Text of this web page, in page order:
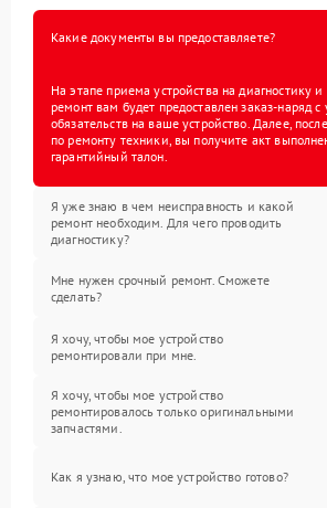
Какие документы вы предоставляете?
На этапе приема устройства на диагностику
ремонт вам будет предоставлен заказ-наряд
обязательств на ваше устройство. Далее,
по ремонту техники, вы получите акт
гарантийный талон.
Я уже знаю в чем неисправность и какой
ремонт необходим. Для чего проводить
диагностику?
Мне нужен срочный ремонт. Сможете
сделать?
Я хочу, чтобы мое устройство
ремонтировали при мне.
Я хочу, чтобы мое устройство
ремонтировалось только оригинальными
запчастями.
Как я узнаю, что мое устройство готово?